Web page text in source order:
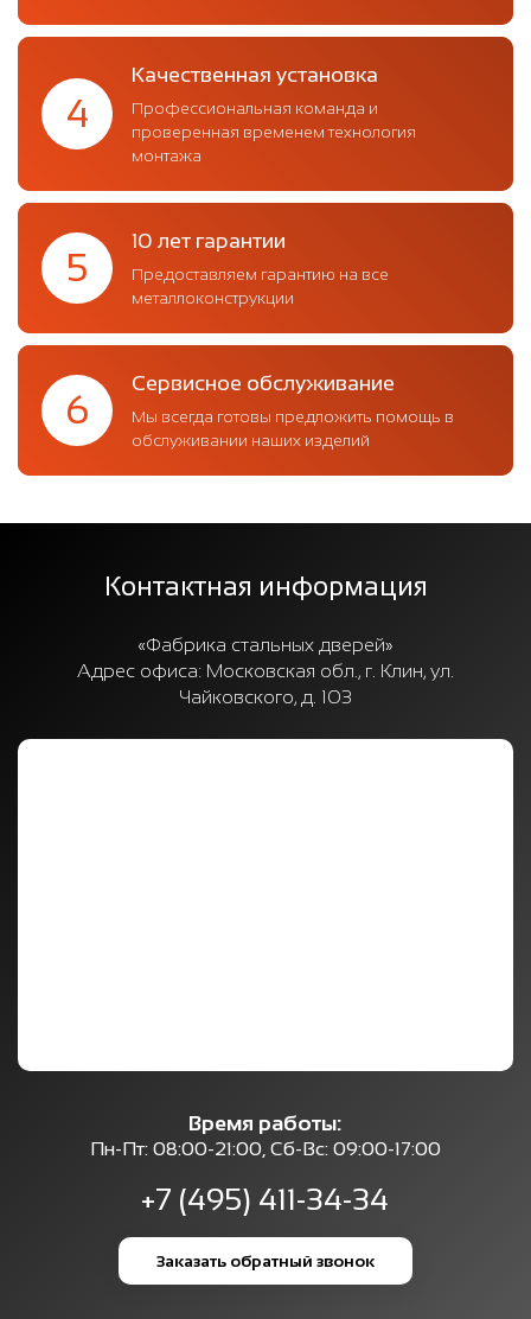
4
Качественная установка
Профессиональная команда и
проверенная временем технология
монтажа
5
10 лет гарантии
Предоставляем гарантию на все
металлоконструкции
6
Сервисное обслуживание
Мы всегда готовы предложить помощь в
обслуживании наших изделий
Контактная информация
«Фабрика стальных дверей»
Адрес офиса: Московская обл., г. Клин, ул.
Чайковского, д. 103
Время работы:
Пн-Пт: 08:00-21:00, Сб-Вс: 09:00-17:00
+7 (495) 411-34-34
Заказать обратный звонок